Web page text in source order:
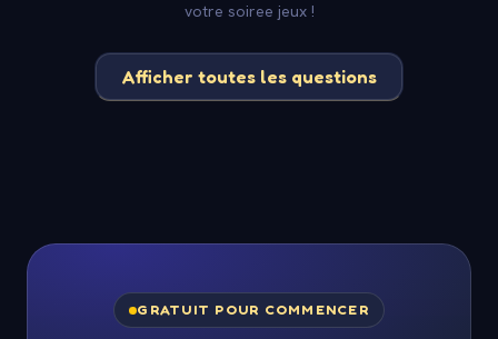
votre soiree jeux !
Afficher toutes les questions
GRATUIT POUR COMMENCER